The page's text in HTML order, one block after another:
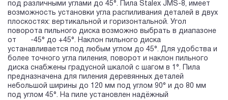
под различными углами до 45°. Пила Stalex JMS-8, имеет
возможность установки угла распиливания деталей в двух
плоскостях: вертикальной и горизонтальной. Угол
поворота пильного диска возможно выбрать в диапазоне
от -45° до +45°. Наклон пильного диска
устанавливается под любым углом до 45°. Для удобства и
более точного угла пиления, поворот и наклон пильного
диска снабжены градусной шкалой с шагом в 1°. Пила
предназначена для пиления деревянных деталей
небольшой ширины до 120 мм под углом 90° и до 80 мм
под углом 45°. На пиле установлен надёжный